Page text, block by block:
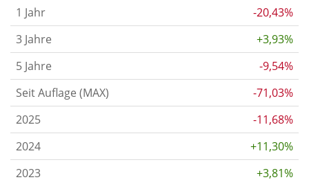
1 Jahr
-20,43%
3 Jahre
+3,93%
5 Jahre
-9,54%
Seit Auflage (MAX)
-71,03%
2025
-11,68%
2024
+11,30%
2023
+3,81%